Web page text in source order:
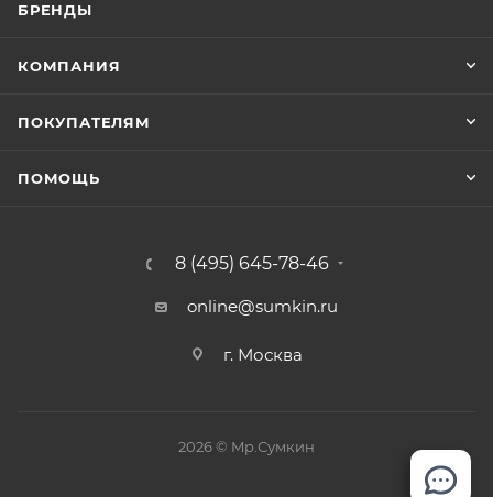
БРЕНДЫ
КОМПАНИЯ
ПОКУПАТЕЛЯМ
ПОМОЩЬ
8 (495) 645-78-46
online@sumkin.ru
г. Москва
2026 © Mр.Сумкин